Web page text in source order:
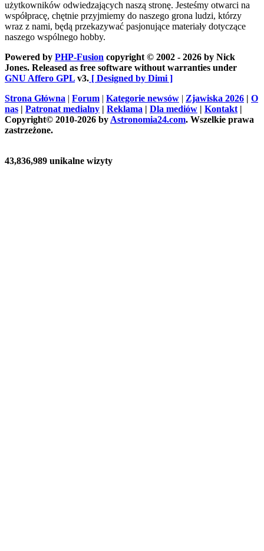
użytkowników odwiedzających naszą stronę. Jesteśmy otwarci na
współpracę, chętnie przyjmiemy do naszego grona ludzi, którzy
wraz z nami, będą przekazywać pasjonujące materiały dotyczące
naszego wspólnego hobby.
Powered by PHP-Fusion copyright © 2002 - 2026 by Nick
Jones. Released as free software without warranties under
GNU Affero GPL v3. [ Designed by Dimi ]
Strona Główna | Forum | Kategorie newsów | Zjawiska 2026 | O
nas | Patronat medialny | Reklama | Dla mediów | Kontakt |
Copyright© 2010-2026 by Astronomia24.com. Wszelkie prawa
zastrzeżone.
43,836,989 unikalne wizyty